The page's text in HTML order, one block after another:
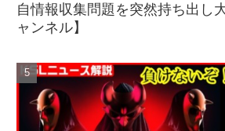
自情報収集問題を突然持ち出し
ャンネル】